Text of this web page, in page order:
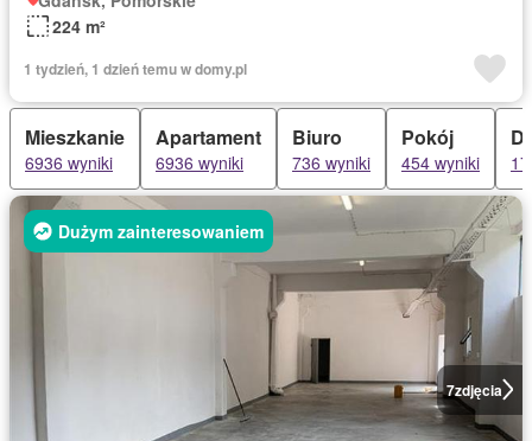
224 m²
1 tydzień, 1 dzień temu w domy.pl
Mieszkanie
6936 wyniki
Apartament
6936 wyniki
Biuro
736 wyniki
Pokój
454 wyniki
7zdjęcia
Dużym zainteresowaniem